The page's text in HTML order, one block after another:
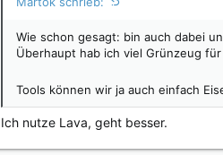
Wie schon gesagt: bin auch dabei
Überhaupt hab ich viel Grünzeug
Tools können wir ja auch einfach
Ich nutze Lava, geht besser.